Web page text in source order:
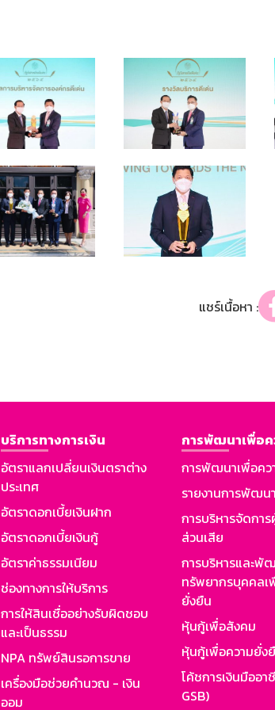
แชร์เนื้อหา :
บริการทางการเงิน
อัตราแลกเปลี่ยนเงินตราต่าง
ประเทศ
อัตราดอกเบี้ยเงินฝาก
อัตราดอกเบี้ยเงินกู้
อัตราค่าธรรมเนียม
ช่องทางการให้บริการ
การให้สินเชื่ออย่างรับผิดชอบ
และเป็นธรรม
NPA ทรัพย์สินรอการขาย
เครื่องมือช่วยคำนวณ - เงิน
ออม
การพัฒนาเพื่อ
การพัฒนาเพื่อคว
รายงานการพัฒน
การบริหารจัดกา
ส่วนเสีย
การบริหารและพั
ทรัพยากรบุคคลเ
ยั่งยืน
หุ้นกู้เพื่อสังคม
หุ้นกู้เพื่อความยั่ง
โค้ชการเงินมืออา
GSB)